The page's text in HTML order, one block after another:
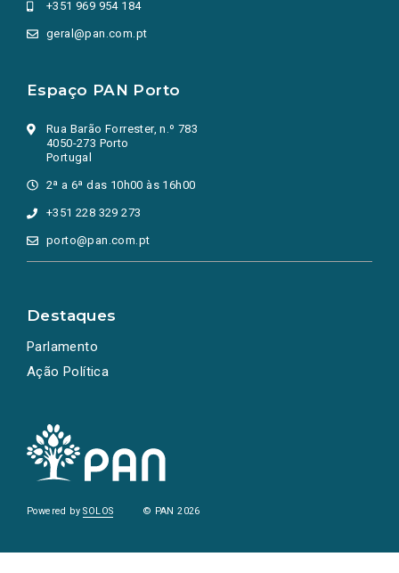
+351 969 954 184
geral@pan.com.pt
Espaço PAN Porto
Rua Barão Forrester, n.º 783
4050-273 Porto
Portugal
2ª a 6ª das 10h00 às 16h00
+351 228 329 273
porto@pan.com.pt
Destaques
Parlamento
Ação Política
Powered bySOLOS © PAN 2026